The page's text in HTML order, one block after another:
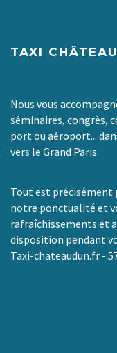
TAXI
Nous vous
séminaires, congrès,
port ou aéroport...
vers le Grand Paris.
Tout est précisément
notre ponctualité et
rafraîchissements et
disposition pendant
Taxi-chateaudun.fr -